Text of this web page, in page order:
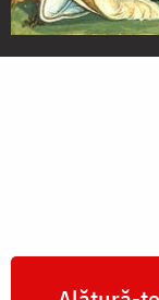
Martiriul